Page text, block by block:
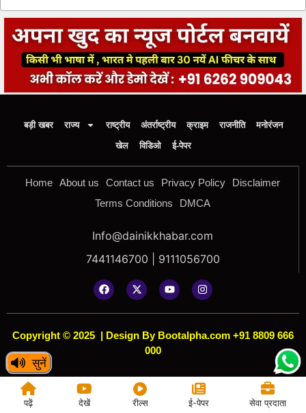
सुनें
बड़ी खबर राज्य राष्ट्रीय अंतर्राष्ट्रीय क्राइम राजनीति
मनोरंजन
खेल
विडिओ ई-पेपर
Home About us Contact us Privacy Policy
Disclaimer
Terms Conditions
DMCA
Info@dainikkhabar.com
7441146700 | 9111056700
Copyright © 2025 | Design By Bootalpha.com +91 8809 666
000
पढ़ें देखें रील्स ई-पेपर सेवा प्रदाता